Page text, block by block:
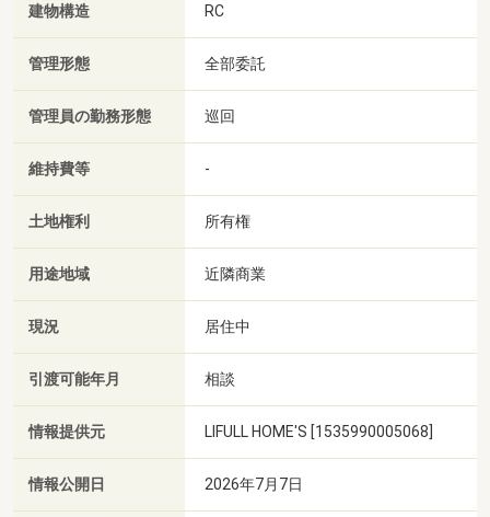
建物構造 RC
管理形態 全部委託
管理員の勤務形態 巡回
維持費等 -
土地権利 所有権
用途地域 近隣商業
現況 居住中
引渡可能年月 相談
情報提供元 LIFULL HOME'S [1535990005068]
情報公開日 2026年7月7日